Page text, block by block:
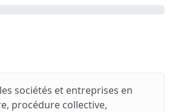
sociétés et entreprises en
procédure collective,